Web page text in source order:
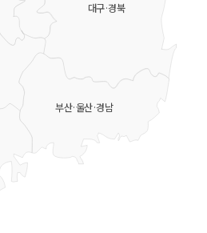
대구·경북
부산·울산·경남